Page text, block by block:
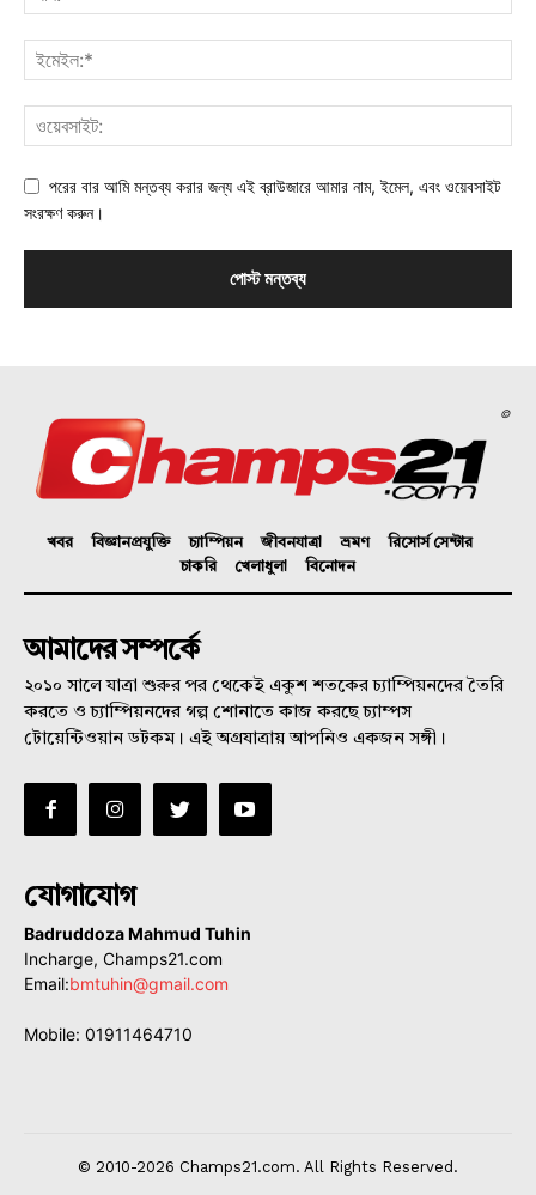
পরের বার আমি মন্তব্য করার জন্য এই ব্রাউজারে আমার নাম, ইমেল, এবং ওয়েবসাইট
সংরক্ষণ করুন।
©
খবর বিজ্ঞানপ্রযুক্তি চ্যাম্পিয়ন জীবনযাত্রা ভ্রমণ
রিসোর্স সেন্টার
চাকরি
খেলাধুলা বিনোদন
আমাদের সম্পর্কে
২০১০ সালে যাত্রা শুরুর পর থেকেই একুশ শতকের চ্যাম্পিয়নদের তৈরি
করতে ও চ্যাম্পিয়নদের গল্প শোনাতে কাজ করছে চ্যাম্পস
টোয়েন্টিওয়ান ডটকম। এই অগ্রযাত্রায় আপনিও একজন সঙ্গী।
যোগাযোগ
Badruddoza Mahmud Tuhin
Incharge, Champs21.com
Email:bmtuhin@gmail.com
Mobile: 01911464710
© 2010-2026 Champs21.com. All Rights Reserved.